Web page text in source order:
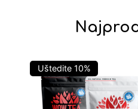
Uštedite 10%